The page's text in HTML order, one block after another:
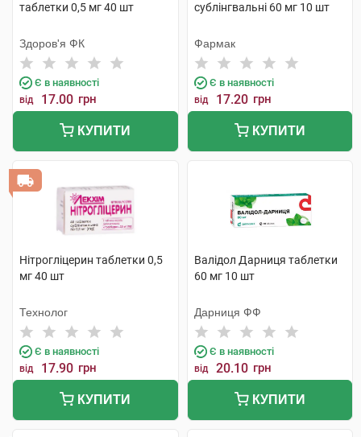
таблетки 0,5 мг 40 шт
Здоров'я ФК
Є в наявності
від 17.00 грн
КУПИТИ
сублінгвальні 60 мг 10 шт
Фармак
Є в наявності
від 17.20 грн
КУПИТИ
Нітрогліцерин таблетки 0,5
мг 40 шт
Технолог
Є в наявності
від 17.90 грн
КУПИТИ
Валідол Дарниця таблетки
60 мг 10 шт
Дарниця ФФ
Є в наявності
від 20.10 грн
КУПИТИ